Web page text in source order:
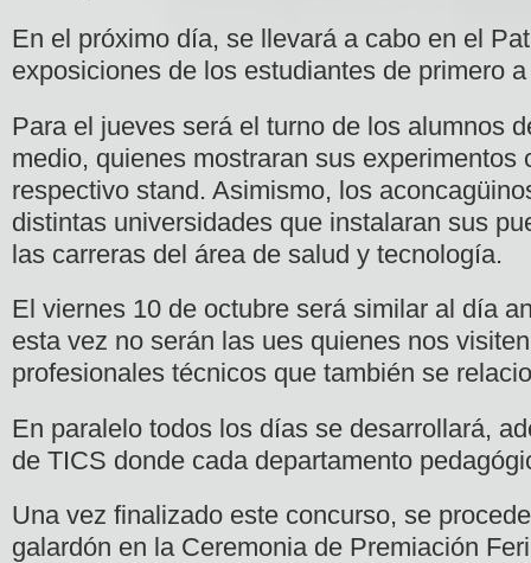
En el próximo día, se llevará a cabo en el
exposiciones de los estudiantes de primero
Para el jueves será el turno de los alumnos
medio, quienes mostraran sus experimentos
respectivo stand. Asimismo, los
distintas universidades que instalaran sus
las carreras del área de salud y tecnología.
El viernes 10 de octubre será similar al día
esta vez no serán las ues quienes nos
profesionales técnicos que también se
En paralelo todos los días se desarrollará,
de TICS donde cada departamento
Una vez finalizado este concurso, se
galardón en la Ceremonia de Premiación